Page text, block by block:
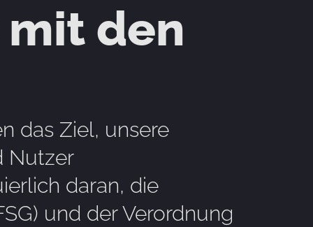
den
das Ziel, unsere
Nutzer
daran, die
und der Verordnung